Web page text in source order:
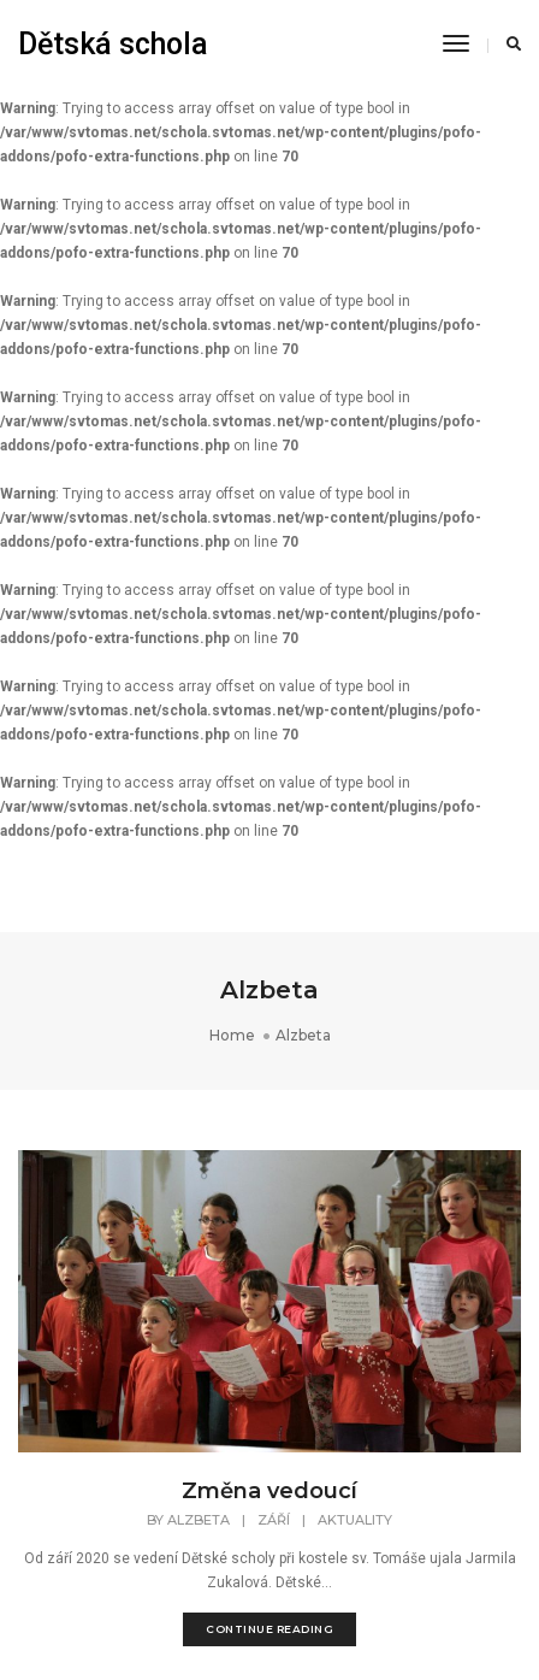
Warning: Constant AUTOSAVE_INTERVAL already defined in
/var/www/svtomas.net/schola.svtomas.net/wp-config.php
Dětská schola
Toggle
Warning: Trying to access array offset on value of type bool in
/var/www/svtomas.net/schola.svtomas.net/wp-content/plugins/pofo-
addons/pofo-extra-functions.php on line 70
Warning: Trying to access array offset on value of type bool in
/var/www/svtomas.net/schola.svtomas.net/wp-content/plugins/pofo-
addons/pofo-extra-functions.php on line 70
Warning: Trying to access array offset on value of type bool in
/var/www/svtomas.net/schola.svtomas.net/wp-content/plugins/pofo-
addons/pofo-extra-functions.php on line 70
Warning: Trying to access array offset on value of type bool in
/var/www/svtomas.net/schola.svtomas.net/wp-content/plugins/pofo-
addons/pofo-extra-functions.php on line 70
Warning: Trying to access array offset on value of type bool in
/var/www/svtomas.net/schola.svtomas.net/wp-content/plugins/pofo-
addons/pofo-extra-functions.php on line 70
Warning: Trying to access array offset on value of type bool in
/var/www/svtomas.net/schola.svtomas.net/wp-content/plugins/pofo-
addons/pofo-extra-functions.php on line 70
Warning: Trying to access array offset on value of type bool in
/var/www/svtomas.net/schola.svtomas.net/wp-content/plugins/pofo-
addons/pofo-extra-functions.php on line 70
Warning: Trying to access array offset on value of type bool in
/var/www/svtomas.net/schola.svtomas.net/wp-content/plugins/pofo-
addons/pofo-extra-functions.php on line 70
Alzbeta
Home Alzbeta
Změna vedoucí
BY ALZBETA | ZÁŘÍ | AKTUALITY
Od září 2020 se vedení Dětské scholy při kostele sv. Tomáše ujala Jarmila
Zukalová. Dětské...
CONTINUE READING